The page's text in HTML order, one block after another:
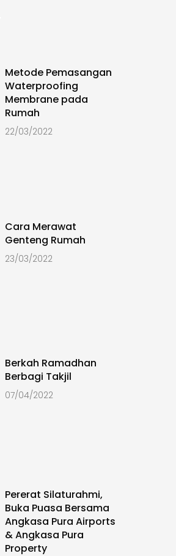
Metode Pemasangan
Waterproofing
Membrane pada
Rumah
22/03/2022
Cara Merawat
Genteng Rumah
23/03/2022
Berkah Ramadhan
Berbagi Takjil
07/04/2022
Pererat Silaturahmi,
Buka Puasa Bersama
Angkasa Pura Airports
& Angkasa Pura
Property